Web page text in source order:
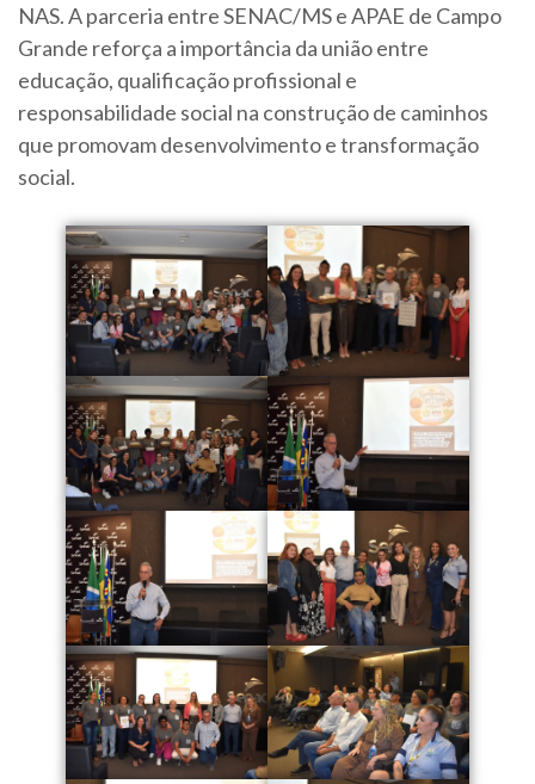
NAS. A parceria entre SENAC/MS e APAE de Campo
Grande reforça a importância da união entre
educação, qualificação profissional e
responsabilidade social na construção de caminhos
que promovam desenvolvimento e transformação
social.